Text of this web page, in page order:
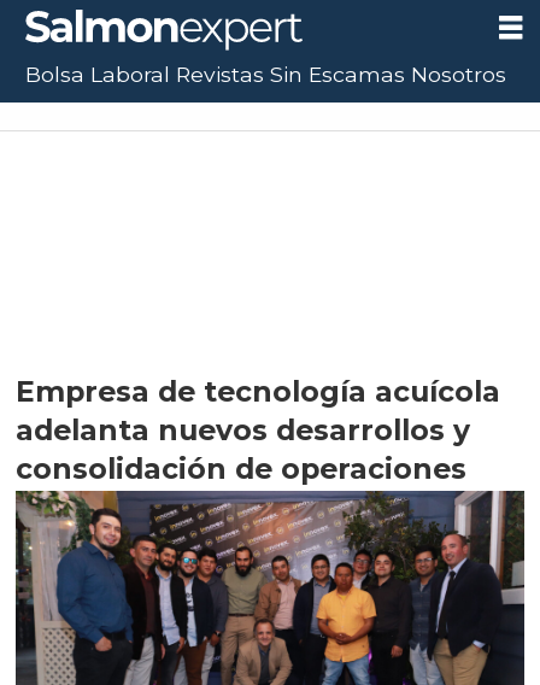
Empresa de tecnología acuícola
adelanta nuevos desarrollos y
consolidación de operaciones
Bolsa Laboral Revistas Sin Escamas Nosotros